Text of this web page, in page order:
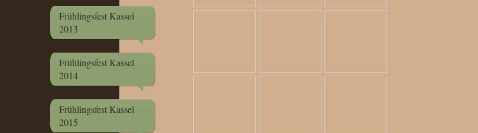
Frühlingsfest Kassel
2013
Frühlingsfest Kassel
2014
Frühlingsfest Kassel
2015